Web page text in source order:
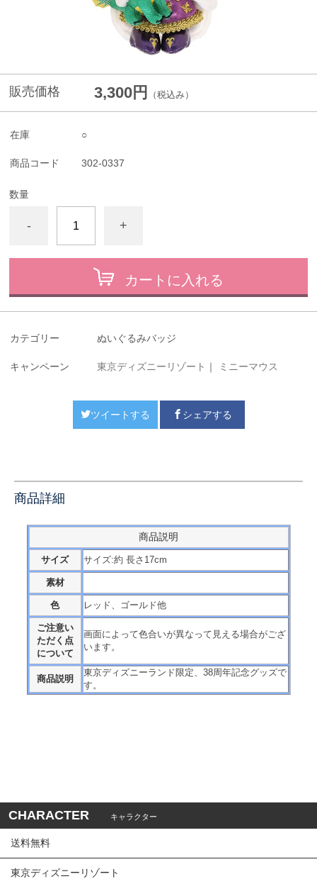
販売価格 3,300円 （税込み）
在庫 ○
商品コード 302-0337
数量
- +
カートに入れる
カテゴリー ぬいぐるみバッジ
キャンペーン 東京ディズニーリゾート ｜ ミニーマウス
ツイートする シェアする
商品詳細
商品説明
サイズ サイズ:約 長さ17cm
素材
色 レッド、ゴールド他
ご注意い
ただく点
について
画面によって色合いが異なって見える場合がござ
います。
商品説明
東京ディズニーランド限定、38周年記念グッズで
す。
CHARACTER キャラクター
送料無料
東京ディズニーリゾート